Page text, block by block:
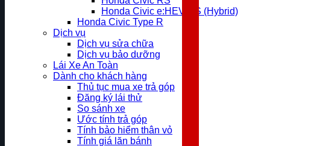
Honda Civic e:HEV RS (Hybrid)
Honda Civic Type R
Dịch vụ
Dịch vụ sửa chữa
Dịch vụ bảo dưỡng
Lái Xe An Toàn
Dành cho khách hàng
Thủ tục mua xe trả góp
Đăng ký lái thử
So sánh xe
Ước tính trả góp
Tính bảo hiểm thân vỏ
Tính giá lăn bánh